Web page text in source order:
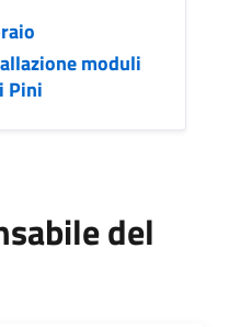
moduli
Pini
del